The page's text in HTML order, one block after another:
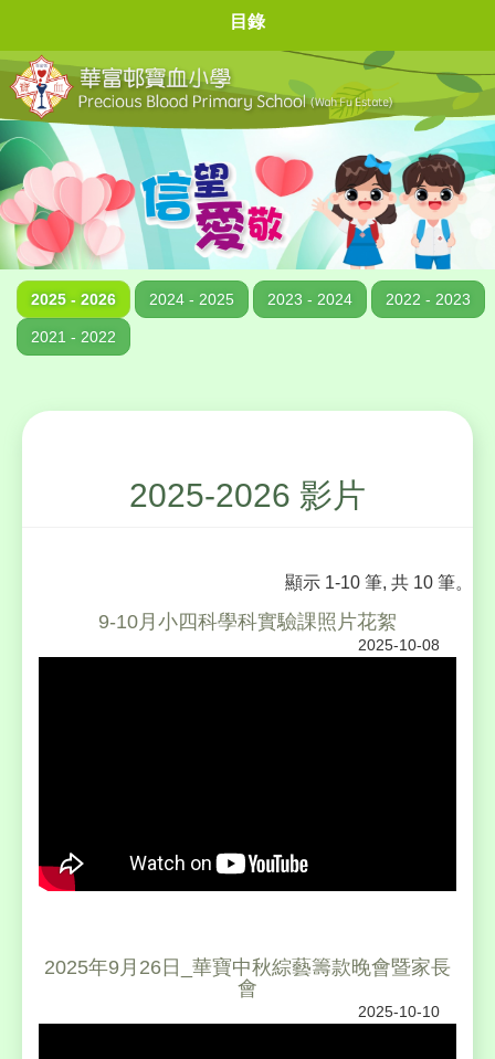
目錄
2025 - 2026 2024 - 2025 2023 - 2024 2022 - 2023
2021 - 2022
2025-2026 影片
顯示 1-10 筆, 共 10 筆。
9-10月小四科學科實驗課照片花絮
2025-10-08
2025年9月26日_華寶中秋綜藝籌款晚會暨家長
會
2025-10-10